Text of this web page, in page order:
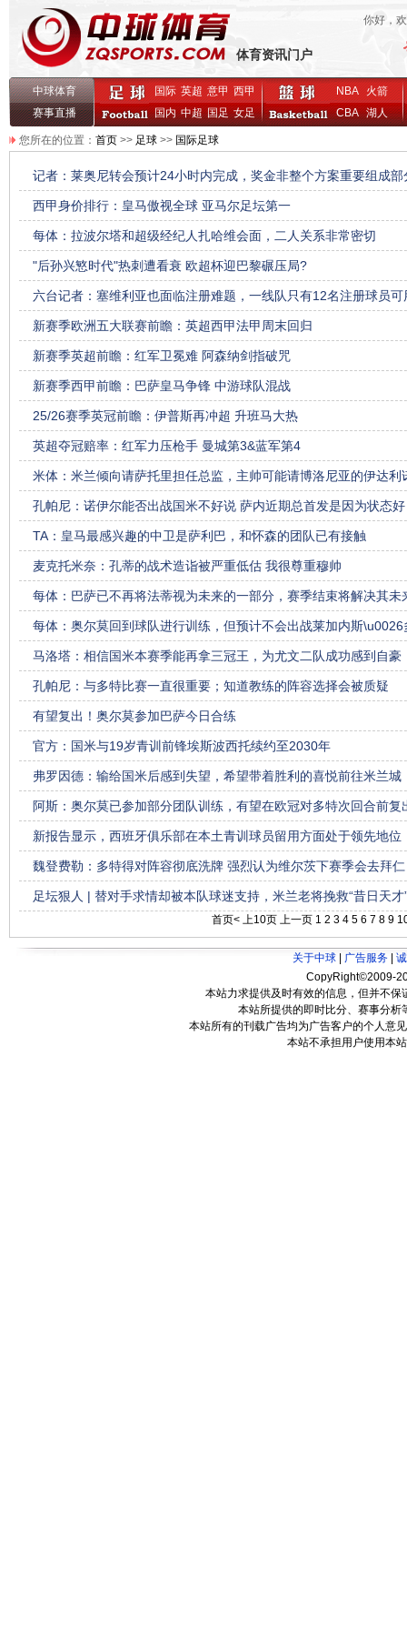
体育资讯门户
你好，
中球体育
赛事直播
国际 英超 意甲 西甲
国内 中超 国足 女足
NBA
火箭
CBA湖人
您所在的位置： 首页 >> 足球 >> 国际足球
记者：莱奥尼转会预计24小时内完成，奖金非整个方案重要组成部
西甲身价排行：皇马傲视全球 亚马尔足坛第一
每体：拉波尔塔和超级经纪人扎哈维会面，二人关系非常密切
"后孙兴慜时代"热刺遭看衰 欧超杯迎巴黎碾压局?
六台记者：塞维利亚也面临注册难题，一线队只有12名注册球员可
新赛季欧洲五大联赛前瞻：英超西甲法甲周末回归
新赛季英超前瞻：红军卫冕难 阿森纳剑指破咒
新赛季西甲前瞻：巴萨皇马争锋 中游球队混战
25/26赛季英冠前瞻：伊普斯再冲超 升班马大热
英超夺冠赔率：红军力压枪手 曼城第3&蓝军第4
米体：米兰倾向请萨托里担任总监，主帅可能请博洛尼亚的伊达利
孔帕尼：诺伊尔能否出战国米不好说 萨内近期总首发是因为状态好
TA：皇马最感兴趣的中卫是萨利巴，和怀森的团队已有接触
麦克托米奈：孔蒂的战术造诣被严重低估 我很尊重穆帅
每体：巴萨已不再将法蒂视为未来的一部分，赛季结束将解决其未
每体：奥尔莫回到球队进行训练，但预计不会出战莱加内斯\u0026
马洛塔：相信国米本赛季能再拿三冠王，为尤文二队成功感到自豪
孔帕尼：与多特比赛一直很重要；知道教练的阵容选择会被质疑
有望复出！奥尔莫参加巴萨今日合练
官方：国米与19岁青训前锋埃斯波西托续约至2030年
弗罗因德：输给国米后感到失望，希望带着胜利的喜悦前往米兰城
阿斯：奥尔莫已参加部分团队训练，有望在欧冠对多特次回合前复
新报告显示，西班牙俱乐部在本土青训球员留用方面处于领先地位
魏登费勒：多特得对阵容彻底洗牌 强烈认为维尔茨下赛季会去拜仁
足坛狠人 | 替对手求情却被本队球迷支持，米兰老将挽救“昔日天才
首页< 上10页 上一页 1 2 3 4 5 6 7 8 9
关于中球 广告服务
CopyRight©2009-
本站力求提供及时有效的信息，但并不
本站所提供的即时比分、赛事分
本站所有的刊载广告均为广告客户的个人意
本站不承担用户使用本